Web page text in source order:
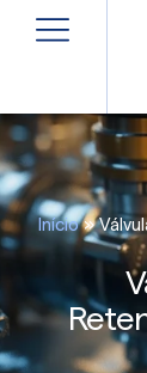
Início»